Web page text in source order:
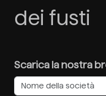
dei fusti
Scarica la nostra